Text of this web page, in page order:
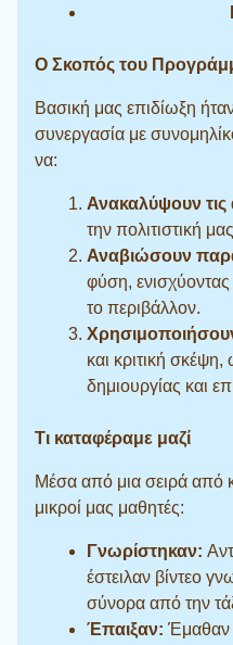
Ο Σκοπός του
Βασική μας επιδίωξη
συνεργασία με
να:
Ανακαλύψουν τις
την πολιτιστική
Αναβιώσουν
φύση,
το περιβάλλον.
και κριτική
δημιουργίας και
Τι καταφέραμε μαζί
Μέσα από μια σειρά από
μικροί μας μαθητές:
Γνωρίστηκαν:
έστειλαν βίντεο
σύνορα από την
Έπαιξαν: Έμαθαν